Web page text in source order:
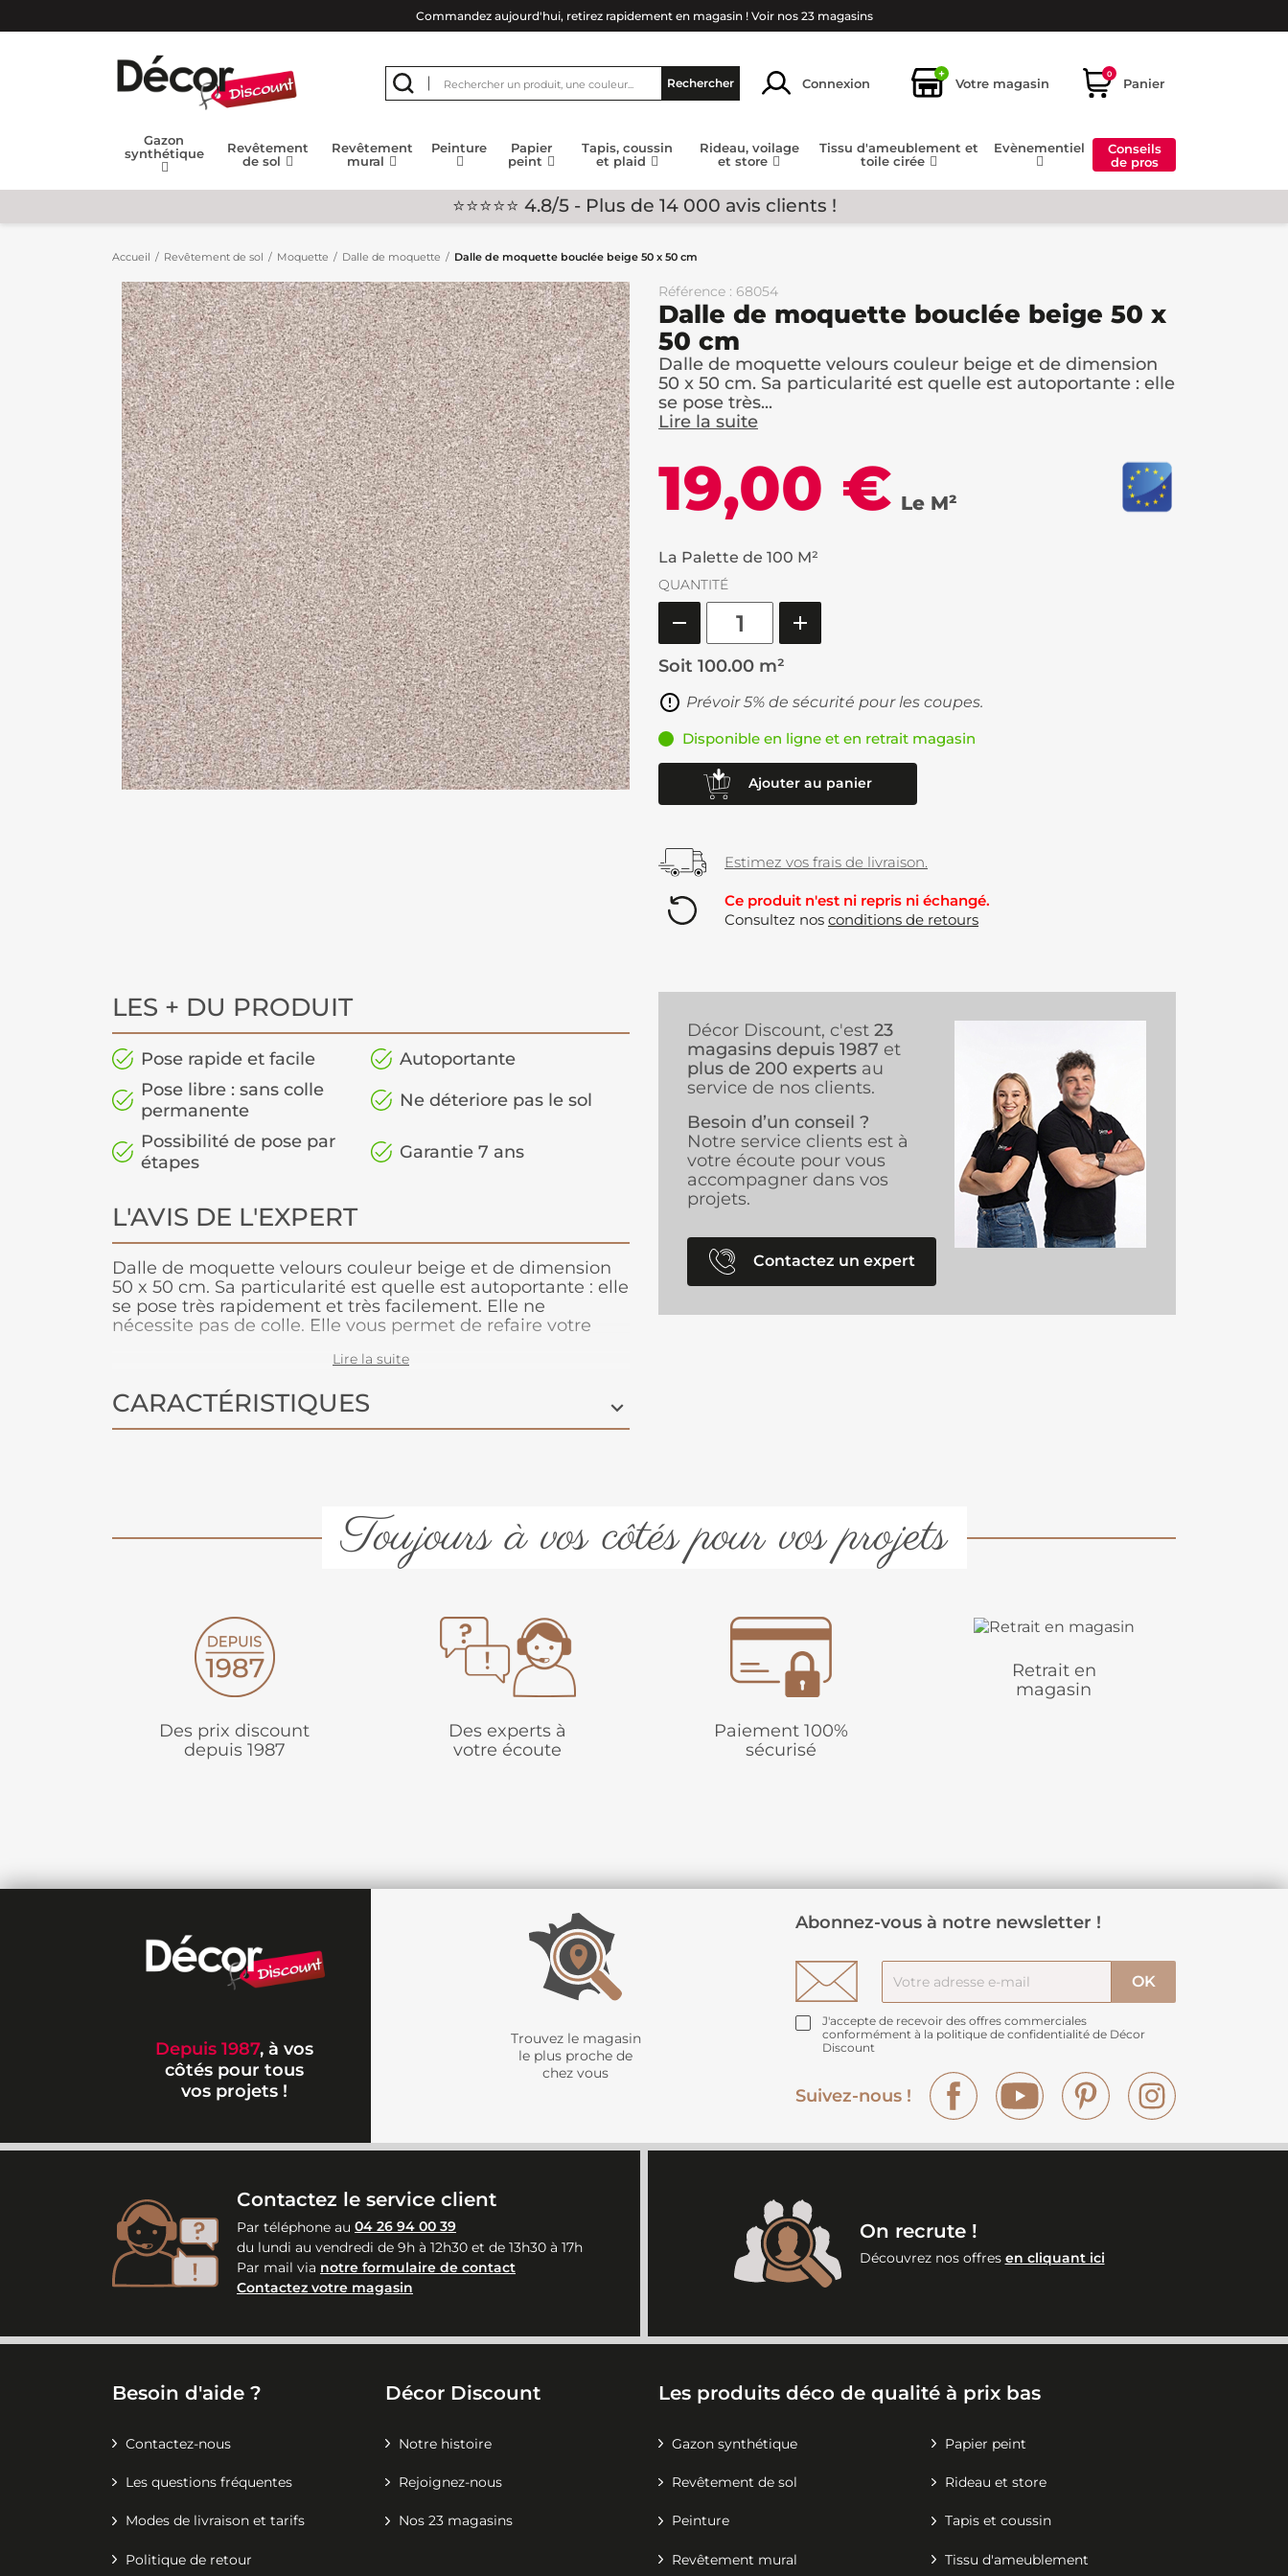
Commandez aujourd'hui, retirez rapidement en magasin ! Voir nos 23 magasins
Rechercher Connexion
+
Votre magasin
0
Panier
Gazon
synthétique
Revêtement
de sol
Revêtement
mural
Peinture
Papier
peint
Tapis, coussin
et plaid
Rideau, voilage
et store
Tissu d'ameublement et
toile cirée
Evènementiel
Conseils
de pros
⭐⭐⭐⭐⭐ 4.8/5 - Plus de 14 000 avis clients !
Accueil Revêtement de sol Moquette Dalle de moquette Dalle de moquette bouclée beige 50 x 50 cm
Référence : 68054
Dalle de moquette bouclée beige 50 x
50 cm
Dalle de moquette velours couleur beige et de dimension
50 x 50 cm. Sa particularité est quelle est autoportante : elle
se pose très...
Lire la suite
19,00 € Le M²
La Palette de 100 M²
QUANTITÉ
Soit 100.00 m²
Prévoir 5% de sécurité pour les coupes.
Disponible en ligne et en retrait magasin
Ajouter au panier
Estimez vos frais de livraison.
Ce produit n'est ni repris ni échangé.
Consultez nos conditions de retours
LES + DU PRODUIT
Pose rapide et facile
Autoportante
Pose libre : sans colle
permanente
Ne déteriore pas le sol
Possibilité de pose par
étapes
Garantie 7 ans
L'AVIS DE L'EXPERT
Dalle de moquette velours couleur beige et de dimension
50 x 50 cm. Sa particularité est quelle est autoportante : elle
se pose très rapidement et très facilement. Elle ne
nécessite pas de colle. Elle vous permet de refaire votre
L'avantage des dalles de moquette est que la pose de
Lire la suite
CARACTÉRISTIQUES
Décor Discount, c'est 23
magasins depuis 1987 et
plus de 200 experts au
service de nos clients.
Besoin d’un conseil ?
Notre service clients est à
votre écoute pour vous
accompagner dans vos
projets.
Contactez un expert
Toujours à vos côtés pour vos projets
Des prix discount
depuis 1987
Des experts à
votre écoute
Paiement 100%
sécurisé
Retrait en
magasin
Depuis 1987, à vos
côtés pour tous
vos projets !
Trouvez le magasin
le plus proche de
chez vous
Abonnez-vous à notre newsletter !
J'accepte de recevoir des offres commerciales
conformément à la politique de confidentialité de Décor
Discount
Suivez-nous !
Facebook YouTube Pinterest
Contactez le service client
Par téléphone au 04 26 94 00 39
du lundi au vendredi de 9h à 12h30 et de 13h30 à 17h
Par mail via notre formulaire de contact
Contactez votre magasin
On recrute !
Découvrez nos offres en cliquant ici
Besoin d'aide ?
Contactez-nous
Les questions fréquentes
Modes de livraison et tarifs
Politique de retour
Décor Discount
Notre histoire
Rejoignez-nous
Nos 23 magasins
Les produits déco de qualité à prix bas
Gazon synthétique Papier peint
Revêtement de sol Rideau et store
Peinture Tapis et coussin
Revêtement mural Tissu d'ameublement